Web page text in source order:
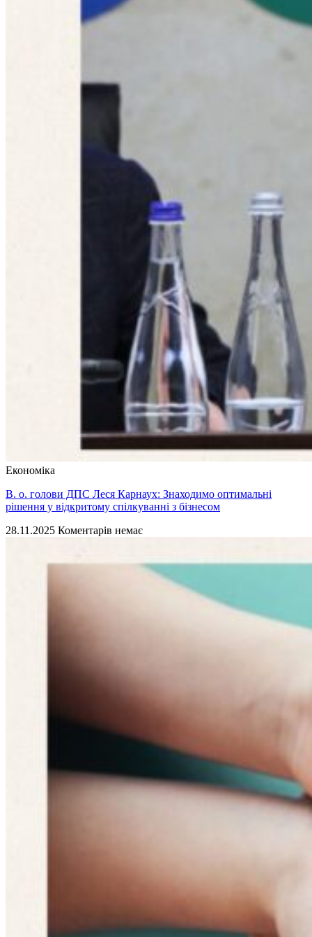
Економіка
В. о. голови ДПС Леся Карнаух: Знаходимо оптимальні
рішення у відкритому спілкуванні з бізнесом
28.11.2025 Коментарів немає